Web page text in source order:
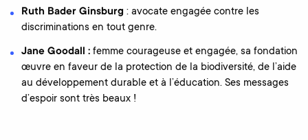
Ruth Bader Ginsburg : avocate engagée contre les
discriminations en tout genre.
Jane Goodall : femme courageuse et engagée, sa fondation
œuvre en faveur de la protection de la biodiversité, de l’aide
au développement durable et à l’éducation. Ses messages
d’espoir sont très beaux !